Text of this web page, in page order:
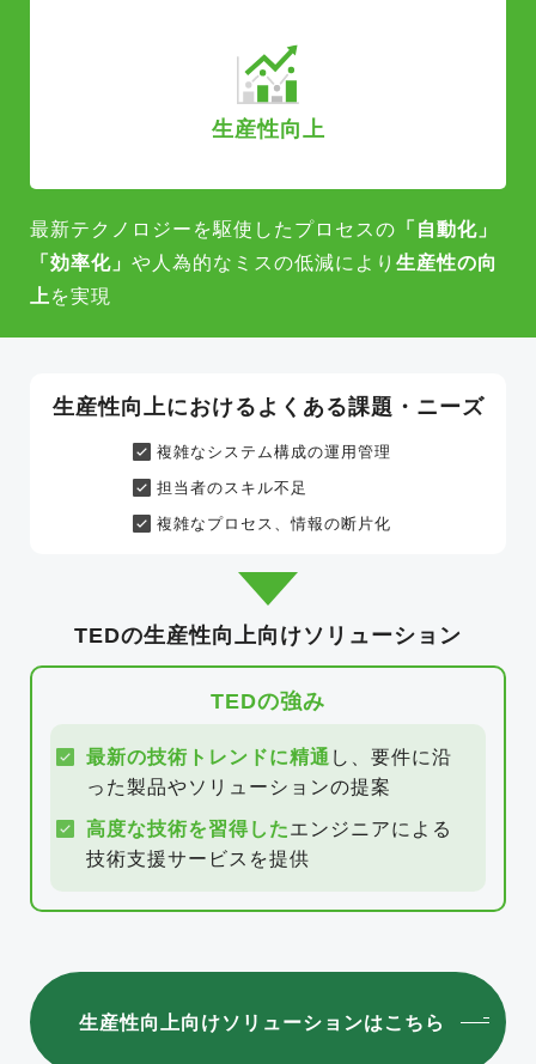
生産性向上
最新テクノロジーを駆使したプロセスの 「自動化」
「効率化」 や 人為的なミスの低減により 生産性の向
上 を実現
生産性向上におけるよくある課題・ニーズ
複雑なシステム構成の運用管理
担当者のスキル不足
複雑なプロセス、情報の断片化
TEDの生産性向上向けソリューション
TEDの強み
最新の技術トレンドに精通 し、要件に沿
った製品やソリューションの提案
高度な技術を習得したエンジニアによる
技術支援サービスを提供
生産性向上向けソリューションはこちら